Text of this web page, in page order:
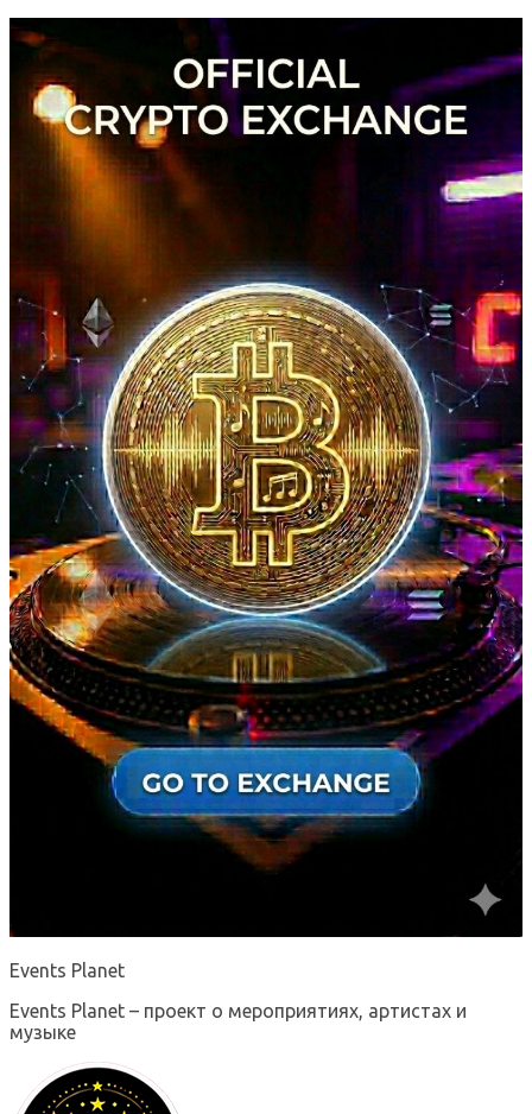
Events Planet
Events Planet – проект о мероприятиях, артистах и
музыке